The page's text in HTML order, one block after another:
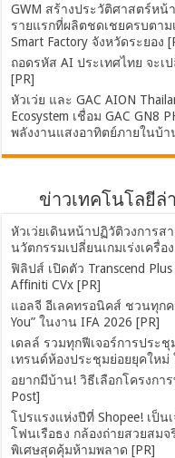
GWM สร้างประวัติศาสตร์ห
รายแรกที่ผลิตชดเชยครบตาม
Smart Factory จังหวัดระยอง
ถอดรหัส AI ประเทศไทย จะเ
[PR]
หัวเว่ย และ GAC AION
Ecosystem เชื่อม GAC GN8
พลังงานแสงอาทิตย์ภายในบ้า
ข่าวเทคโนโลยีล่าสุ
หัวเว่ยเดินหน้าปฏิวัติวงการ
นวัตกรรมเปลี่ยนเกมเร่งเครื่อ
ฟิลิปส์ เปิดตัว Transcend
Affiniti CVx [PR]
แอลจี อีเลคทรอนิคส์ ชวนทุกค
You” ในงาน IFA 2026 [PR]
เดลล์ รวมทุกฟีเจอร์การประ
เทรนด์ห้องประชุมย่อยยุคใหม่
อยากมีบ้าน! วิธีเลือกโครงก
Post]
โปรแรงแห่งปีที่ Shopee! เป็น
โฟนเรือธง กล้องถ่ายสวยสม
พิเศษสุดคุ้มห้ามพลาด [PR]